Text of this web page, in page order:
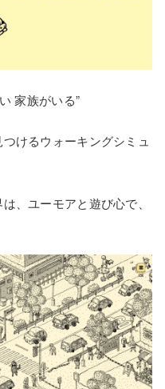
家族がいる”
けるウォーキングシミュ
、ユーモアと遊び心で、